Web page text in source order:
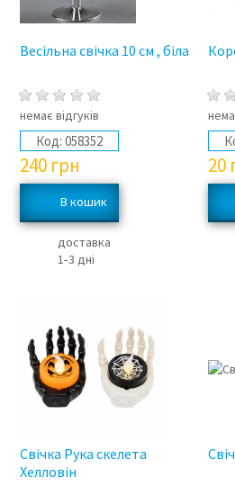
Весільна свічка 10 см , біла
немає відгуків
Код: 058352
240 грн
доставка
1‑3 дні
20
Свічка Рука скелета
Хелловін